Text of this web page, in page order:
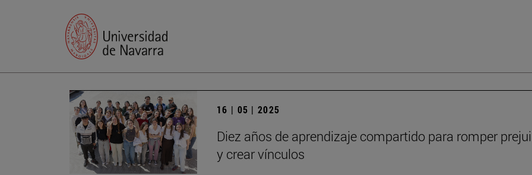
16 | 05 | 2025
Diez años de aprendizaje compartido para romper
y crear vínculos